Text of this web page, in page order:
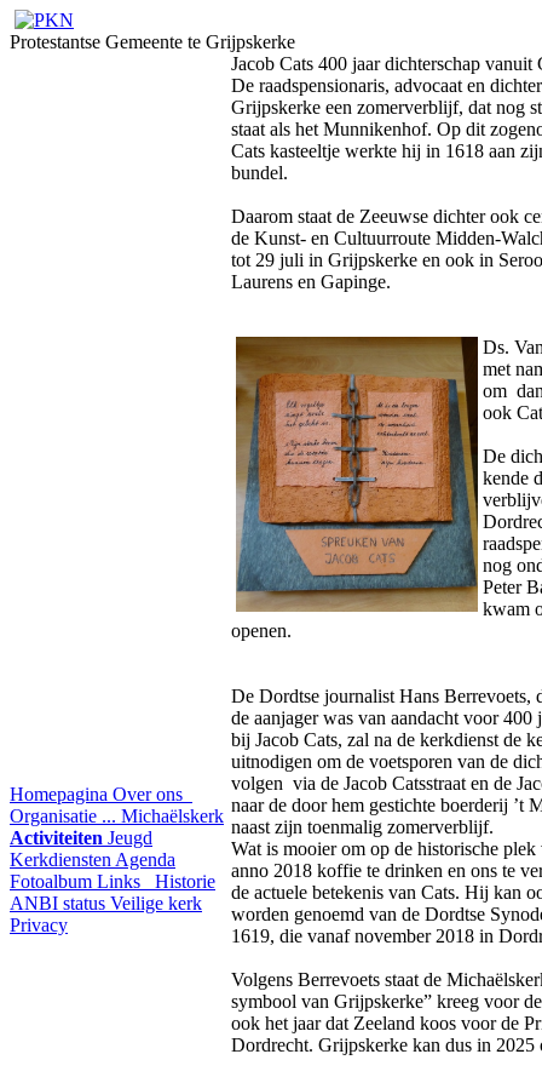
Protestantse Gemeente te Grijpskerke
Homepagina Over ons
Organisatie ... Michaëlskerk
Activiteiten Jeugd
Kerkdiensten Agenda
Fotoalbum Links
Historie
ANBI status Veilige kerk
Privacy
Jacob Cats 400 jaar dichterschap vanuit
De raadspensionaris, advocaat en
Grijpskerke een zomerverblijf, dat nog
staat als het Munnikenhof. Op dit
Cats kasteeltje werkte hij in 1618 aan
bundel.
Daarom staat de Zeeuwse dichter ook
de Kunst- en Cultuurroute Midden-
tot 29 juli in Grijpskerke en ook in
Laurens en Gapinge.
Ds.
met
om
ook
De
kende
nog
Peter
kwam
openen.
De Dordtse journalist Hans Berrevoets,
de aanjager was van aandacht voor 400
bij Jacob Cats, zal na de kerkdienst de
uitnodigen om de voetsporen van de
volgen via de Jacob Catsstraat en de
naar de door hem gestichte boerderij ’t
naast zijn toenmalig zomerverblijf.
Wat is mooier om op de historische plek
anno 2018 koffie te drinken en ons te
de actuele betekenis van Cats. Hij kan
worden genoemd van de Dordtse
1619, die vanaf november 2018 in
Volgens Berrevoets staat de
symbool van Grijpskerke” kreeg voor
ook het jaar dat Zeeland koos voor de
Dordrecht. Grijpskerke kan dus in